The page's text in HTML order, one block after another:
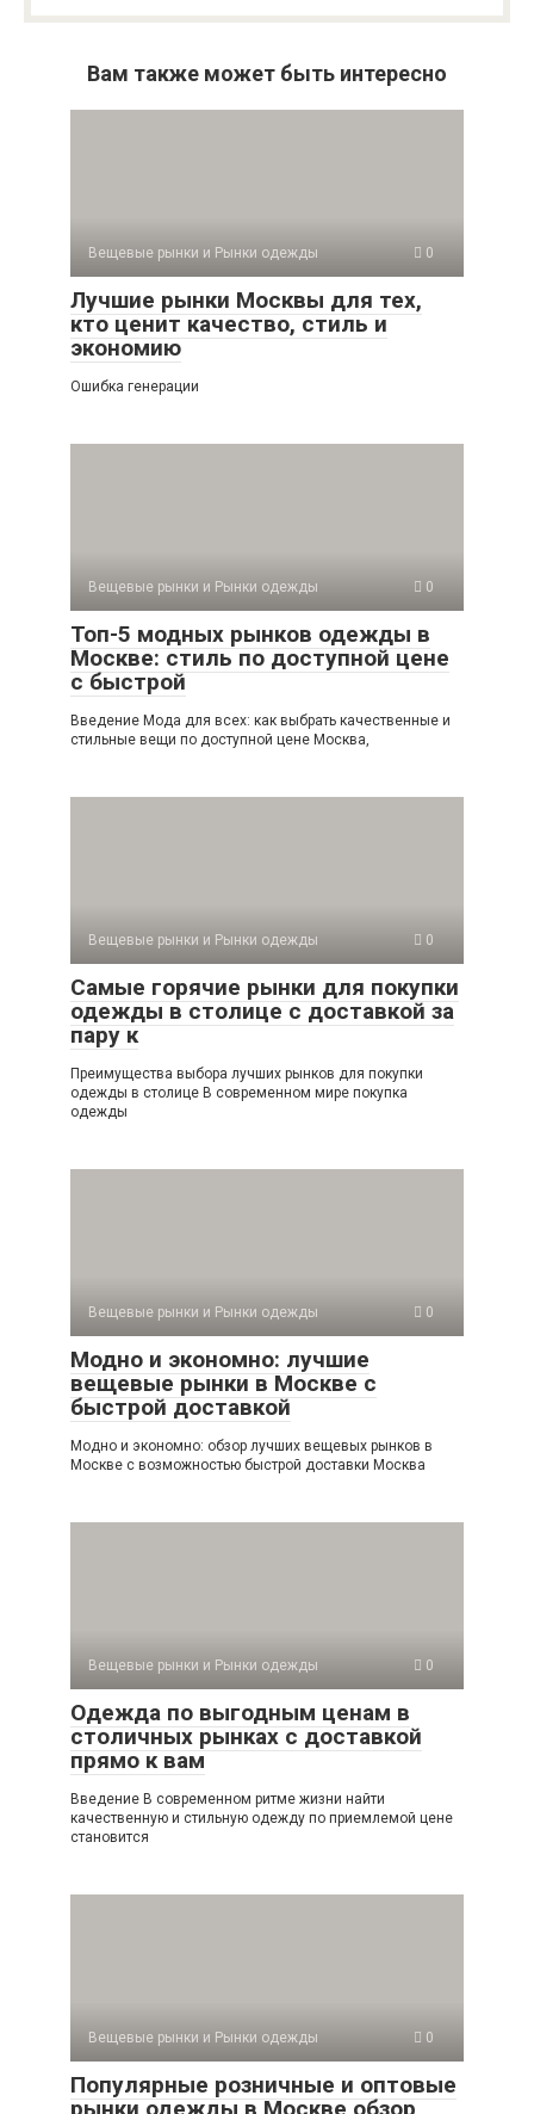
Вам также может быть интересно
Вещевые рынки и Рынки одежды 0
Лучшие рынки Москвы для тех,
кто ценит качество, стиль и
экономию
Ошибка генерации
Вещевые рынки и Рынки одежды 0
Топ-5 модных рынков одежды в
Москве: стиль по доступной цене
с быстрой
Введение Мода для всех: как выбрать качественные и
стильные вещи по доступной цене Москва,
Вещевые рынки и Рынки одежды 0
Самые горячие рынки для покупки
одежды в столице с доставкой за
пару к
Преимущества выбора лучших рынков для покупки
одежды в столице В современном мире покупка
одежды
Вещевые рынки и Рынки одежды 0
Модно и экономно: лучшие
вещевые рынки в Москве с
быстрой доставкой
Модно и экономно: обзор лучших вещевых рынков в
Москве с возможностью быстрой доставки Москва
Вещевые рынки и Рынки одежды 0
Одежда по выгодным ценам в
столичных рынках с доставкой
прямо к вам
Введение В современном ритме жизни найти
качественную и стильную одежду по приемлемой цене
становится
Вещевые рынки и Рынки одежды 0
Популярные розничные и оптовые
рынки одежды в Москве обзор